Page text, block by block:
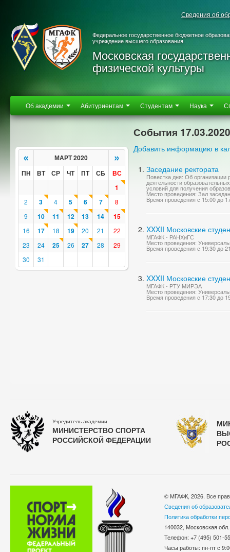
Сведения об
Федеральное государственное бюджетное
учреждение высшего образования
Московская
физической культуры
Об академии Абитуриентам Студентам Наука
« МАРТ 2020 »
ПН ВТ СР ЧТ ПТ СБ
ВС
1
2 3 4 5 6 7
8
9
10 11 12 13 14 15
16 17 18 19 20 21
22
23
24 25 26 27 28
29
30
31
События 17.03.2020
Добавить информацию в
Заседание ректората
Повестка дня: Об
деятельности
условий для получения
Место проведения: Зал
Время проведения с 15:00 до
XXXII Московские
МГАФК - РАНХиГС
Место проведения:
Время проведения с 19:30 до
XXXII Московские
МГАФК - РТУ МИРЭА
Место проведения:
Время проведения с 17:30 до
Учредитель академии
МИНИСТЕРСТВО СПОРТА
РОССИЙСКОЙ ФЕДЕРАЦИИ
© МГАФК, 2026. Все
Сведения об
Политика обработки
140032, Московская
Телефон: +7 (495)
Часы работы: пн-пт с